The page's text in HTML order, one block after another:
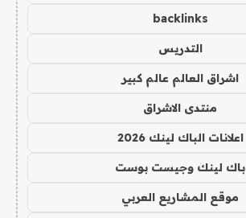
backlinks
التدريس
اشراق العالم عالم كبير
منتدى الاشراق
اعلانات الباك لينك 2026
باك لينك وجيست بوست
موقع المشاريع العربي